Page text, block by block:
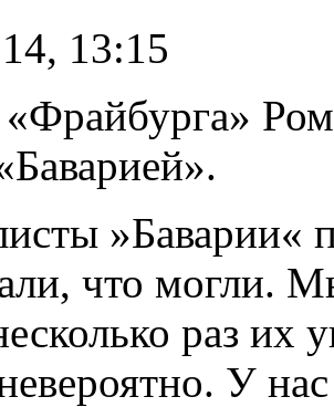
13:15
«Фрайбурга»
что могли.
раз их
У